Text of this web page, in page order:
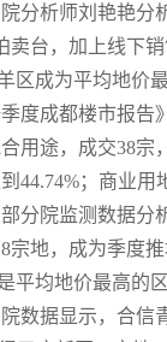
分析师刘艳艳
卖台，加上线下
区成为平均地价
度成都楼市报
用途，成交38
44.74%；商业用
分院监测数据
宗地，成为季度
平均地价最高的
数据显示，合信